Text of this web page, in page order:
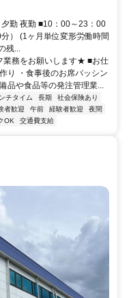
勤 夜勤 ■10：00～23：00
） (1ヶ月単位変形労働時間
残...
業務をお願いします★ ■お仕
り ・食事後のお席バッシン
品や食品等の発注管理業...
チタイム 長期
社会保険あり
者歓迎 午前 経験者歓迎
夜間
OK 交通費支給